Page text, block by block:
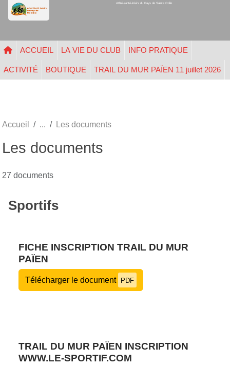
Athlé-santé-loisirs du Pays de Sainte Odile
ACCUEIL LA VIE DU CLUB INFO PRATIQUE
ACTIVITÉ BOUTIQUE TRAIL DU MUR PAÏEN 11 juillet 2026
Accueil Les documents
Les documents
27 documents
Sportifs
FICHE INSCRIPTION TRAIL DU MUR
PAÏEN
Télécharger le document PDF
TRAIL DU MUR PAÏEN INSCRIPTION
WWW.LE-SPORTIF.COM
Panneau de gestion des cookies